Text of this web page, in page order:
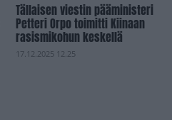
Tällaisen viestin pääministeri
Petteri Orpo toimitti Kiinaan
rasismikohun keskellä
17.12.2025 12.25